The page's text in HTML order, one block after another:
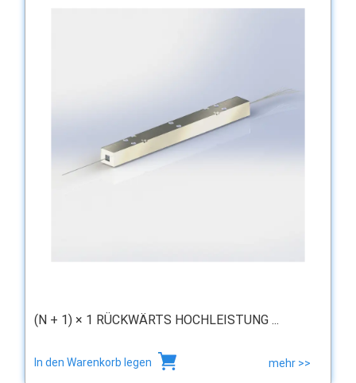
(N + 1) × 1 RÜCKWÄRTS HOCHLEISTUNG ...
In den Warenkorb legen mehr >>